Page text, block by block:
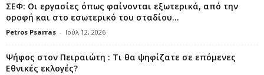
ΣΕΦ: Οι εργασίες όπως φαίνονται εξωτερικά, από την
οροφή και στο εσωτερικό του σταδίου...
Petros Psarras - Ιούλ 12, 2026
Ψήφος στον Πειραιώτη : Τι θα ψηφίζατε σε επόμενες
Εθνικές εκλογές?